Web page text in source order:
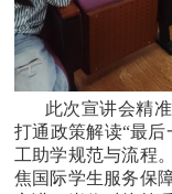
此次宣讲会精
打通政策解读“最
工助学规范与流程
焦国际学生服务保